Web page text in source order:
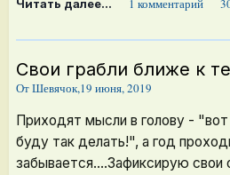
11 апреля. Посеяла раннюю
теплице. Из 10 шт взошли 6.
21 апреля Посеяла все
сортов).Тоже в теплице
Читать далее... 1 комментарий
Свои грабли ближе к
ОтШевячок,19 июня, 2019
Приходят мысли в голову -
буду так делать!", а год
забывается....Зафиксирую свои